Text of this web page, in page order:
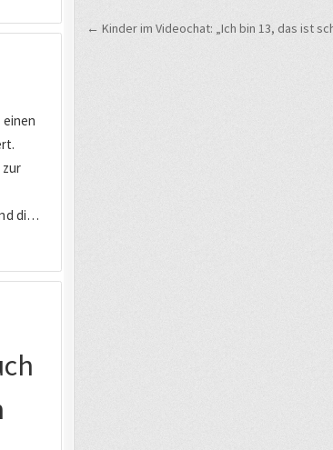
Beitragsnavigation
← Kinder im Videochat: „Ich bin 13, das ist